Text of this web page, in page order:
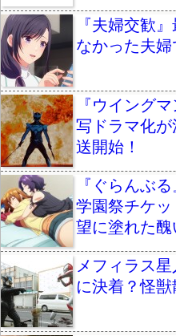
『夫婦交歓
なかった夫
『ウイング
写ドラマ化
送開始！
『ぐらんぶ
学園祭チケ
望に塗れた
メフィラス
に決着？怪獣